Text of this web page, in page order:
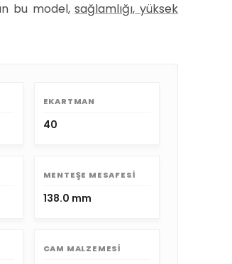
bu model,sağlamlığı, yüksek
EKARTMAN
40
MENTEŞE MESAFESI
138.0 mm
CAM MALZEMESI